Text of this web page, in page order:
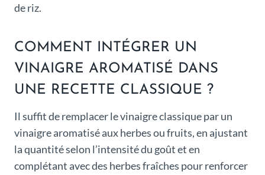
de riz.
COMMENT INTÉGRER UN
VINAIGRE AROMATISÉ DANS
UNE RECETTE CLASSIQUE ?
Il suffit de remplacer le vinaigre classique par un
vinaigre aromatisé aux herbes ou fruits, en ajustant
la quantité selon l’intensité du goût et en
complétant avec des herbes fraîches pour renforcer